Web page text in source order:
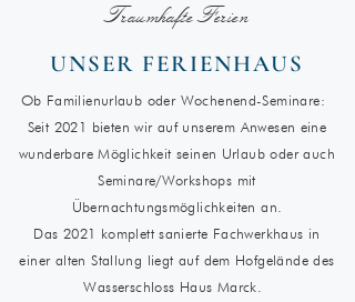
Traumhafte Ferien
UNSER FERIENHAUS
Ob Familienurlaub oder Wochenend-Seminare:
Seit 2021 bieten wir auf unserem Anwesen eine
wunderbare Möglichkeit seinen Urlaub oder auch
Seminare/Workshops mit
Übernachtungsmöglichkeiten an.
Das 2021 komplett sanierte Fachwerkhaus in
einer alten Stallung liegt auf dem Hofgelände des
Wasserschloss Haus Marck.